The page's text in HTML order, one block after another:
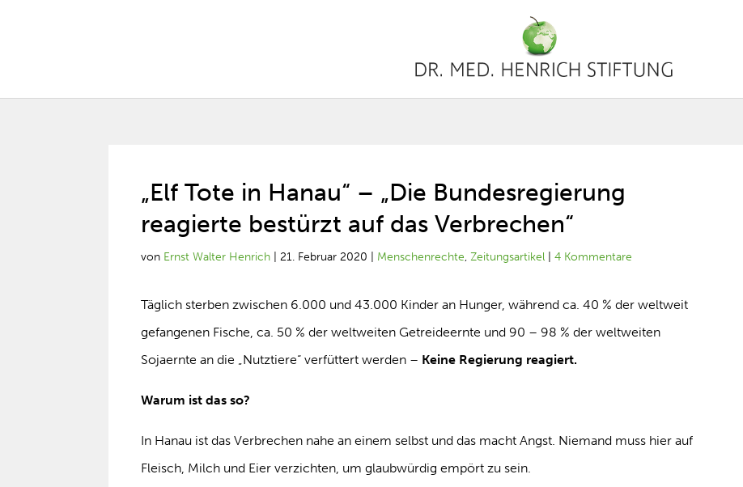
„Elf Tote in Hanau“ – „Die Bundesregierung
reagierte bestürzt auf das Verbrechen“
von Ernst Walter Henrich |21. Februar 2020 Menschenrechte,Zeitungsartikel |4 Kommentare
Täglich sterben zwischen 6.000 und 43.000 Kinder an Hunger, während ca. 40 % der weltweit
gefangenen Fische, ca. 50 % der weltweiten Getreideernte und 90 – 98 % der weltweiten
Sojaernte an die „Nutztiere“ verfüttert werden – Keine Regierung reagiert.
Warum ist das so?
In Hanau ist das Verbrechen nahe an einem selbst und das macht Angst. Niemand muss hier auf
Fleisch, Milch und Eier verzichten, um glaubwürdig empört zu sein.